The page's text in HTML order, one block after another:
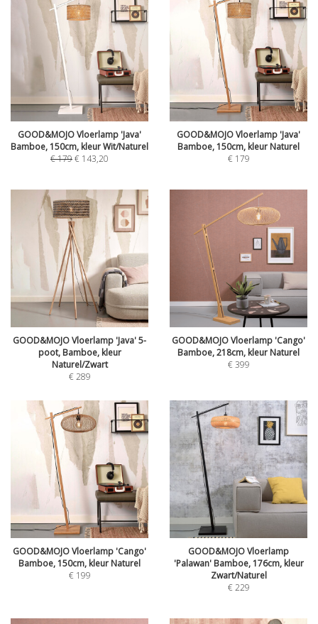
GOOD&MOJO Vloerlamp 'Java'
Bamboe, 150cm, kleur Wit/Naturel
€179€ 143,20
GOOD&MOJO Vloerlamp 'Java'
Bamboe, 150cm, kleur Naturel
€ 179
GOOD&MOJO Vloerlamp 'Java' 5-
poot, Bamboe, kleur
Naturel/Zwart
€289
GOOD&MOJO Vloerlamp 'Cango'
Bamboe, 218cm, kleur Naturel
€399
GOOD&MOJO Vloerlamp 'Cango'
Bamboe, 150cm, kleur Naturel
€ 199
GOOD&MOJO Vloerlamp
'Palawan' Bamboe, 176cm, kleur
Zwart/Naturel
€229